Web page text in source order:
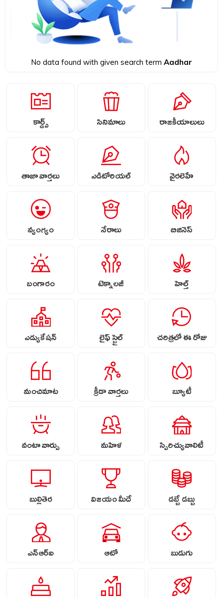
No data found with given search term Aadhar
కార్డ్స్ సినిమాలు రాజకీయాలులు
తాజా వార్తలు ఎడిటోరియల్ వైరలెహే
వ్యంగ్యం నేరాలు బిజినెస్
బంగారం టెక్నాలజీ హెల్త్
ఎడ్యుకేషన్ లైఫ్ స్టైల్ చరిత్రలో ఈ రోజు
మంచిమాట క్రీడా వార్తలు బ్యూటీ
వంటా వార్పు మహిళ స్పిరిచ్యువాలిటీ
బుల్లితెర విజయం మీదే డబ్బే డబ్బు
ఎన్ఆర్ఐ ఆటో బుడుగు